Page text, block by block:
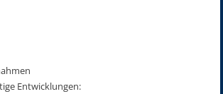
Entwicklungen: